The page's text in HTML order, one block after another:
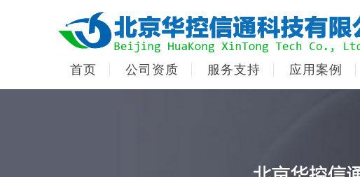
首页 公司资质 服务支持 应用案例